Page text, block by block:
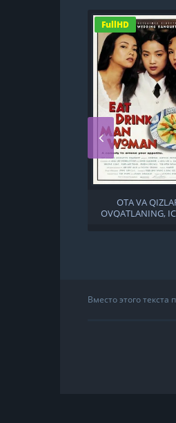
FullHD
OTA VA
OVQATLANING,
Вместо этого